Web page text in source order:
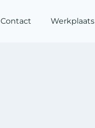
Contact Werkplaats